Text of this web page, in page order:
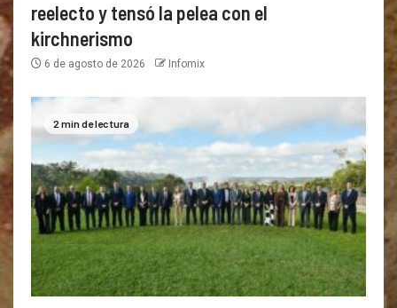
reelecto y tensó la pelea con el
kirchnerismo
6 de agosto de 2026 Infomix
2 min de lectura